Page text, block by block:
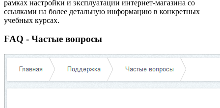
рамках настройки и эксплуатации интернет-магазина со
ссылками на более детальную информацию в конкретных
учебных курсах.
FAQ - Частые вопросы